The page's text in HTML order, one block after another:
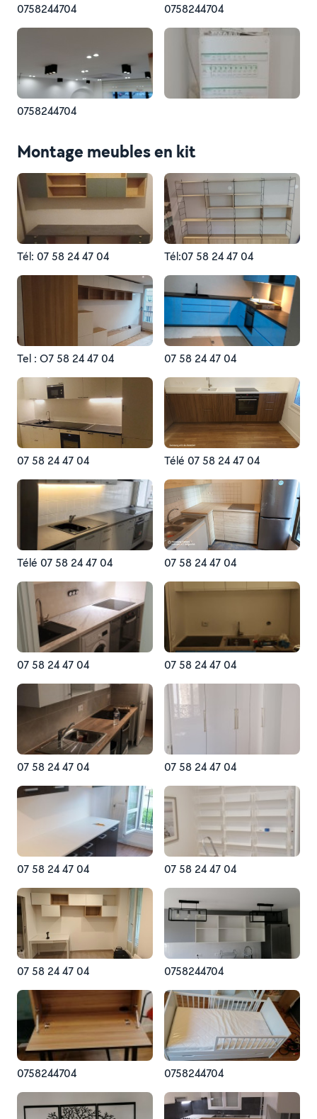
0758244704 0758244704
0758244704
Montage meubles en kit
Tél: 07 58 24 47 04 Tél:07 58 24 47 04
Tel : O7 58 24 47 04 07 58 24 47 04
07 58 24 47 04 Télé 07 58 24 47 04
Télé 07 58 24 47 04 07 58 24 47 04
07 58 24 47 04 07 58 24 47 04
07 58 24 47 04 07 58 24 47 04
07 58 24 47 04 07 58 24 47 04
07 58 24 47 04 0758244704
0758244704 0758244704